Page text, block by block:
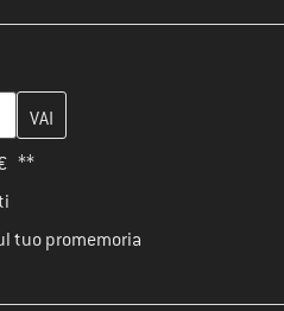
e crea il tuo account cliente
**
tuo promemoria